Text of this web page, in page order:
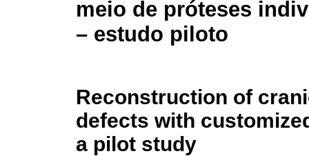
meio de próteses
– estudo piloto
Reconstruction of
defects with
a pilot study